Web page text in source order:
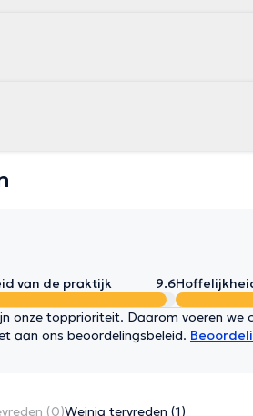
van de praktijk 9.6
onze topprioriteit. Daarom voeren we
aan ons beoordelingsbeleid.
(0)Weinig tervreden (1)